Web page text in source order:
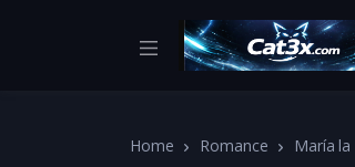
Home Romance María